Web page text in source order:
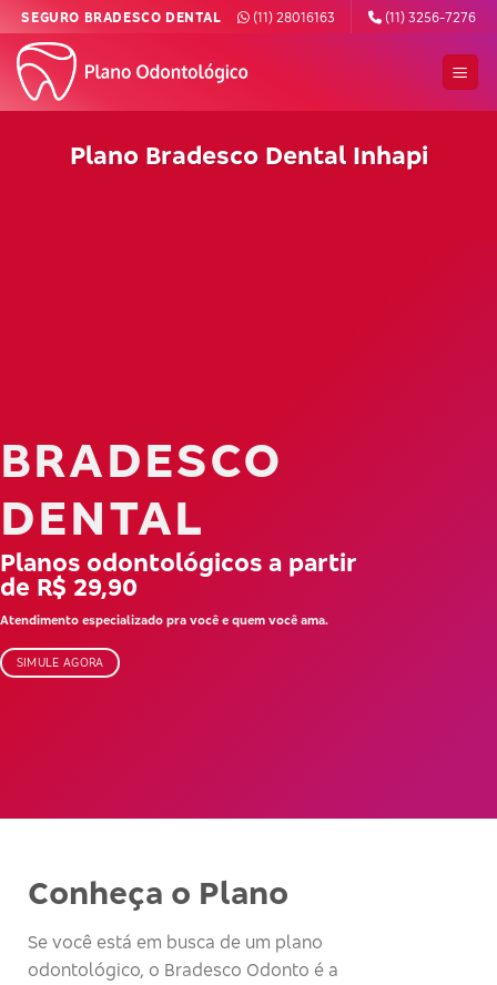
Skip
content
SEGURO BRADESCO DENTAL (11) 28016163 (11) 3256-7276
Plano Bradesco Dental Inhapi
BRADESCO
DENTAL
Planos odontológicos a partir
de R$ 29,90
Atendimento especializado pra você e quem você ama.
SIMULE AGORA
Conheça o Plano
Se você está em busca de um plano
odontológico, o Bradesco Odonto é a